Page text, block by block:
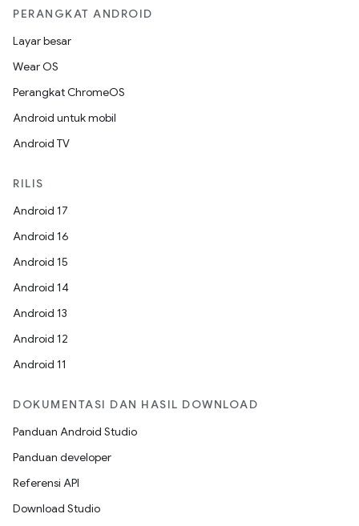
PERANGKAT ANDROID
Layar besar
Wear OS
Perangkat ChromeOS
Android untuk mobil
Android TV
RILIS
Android 17
Android 16
Android 15
Android 14
Android 13
Android 12
Android 11
DOKUMENTASI DAN HASIL DOWNLOAD
Panduan Android Studio
Panduan developer
Referensi API
Download Studio